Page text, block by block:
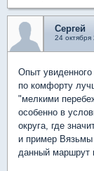
Сергей
24
Опыт
по комфорту
"мелкими
особенно в
округа, где
и пример Вязьмы
данный маршрут